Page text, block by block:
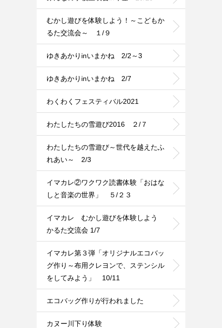
むかし遊びを体験しよう！～こどもか
るた交流会～ １/９
ゆきあかりinいまかね 2/2～3
ゆきあかりinいまかね 2/7
わくわくフェスティバル2021
わたしたちの雪遊び2016 ２/７
わたしたちの雪遊び～世代を越えたふ
れあい～ 2/3
イマカレ②ワクワク読書体験「おはな
しと音楽の世界」 ５/２３
イマカレ むかし遊びを体験しよう
かるた交流会 1/7
イマカレ第３弾「オリジナルエコバッ
グ作り～布用クレヨンで、ステンシル
をしてみよう」 10/11
エコバッグ作りが行われました
カヌー川下り体験